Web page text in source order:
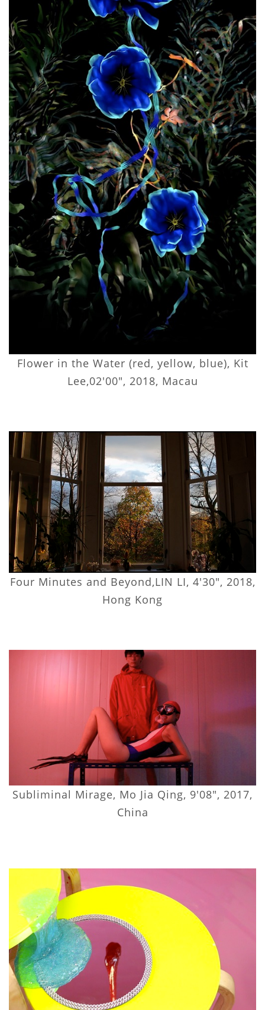
Flower in the Water (red, yellow, blue), Kit
Lee,02'00", 2018, Macau
Four Minutes and Beyond,LIN LI, 4'30", 2018,
Hong Kong
Subliminal Mirage, Mo Jia Qing, 9'08", 2017,
China